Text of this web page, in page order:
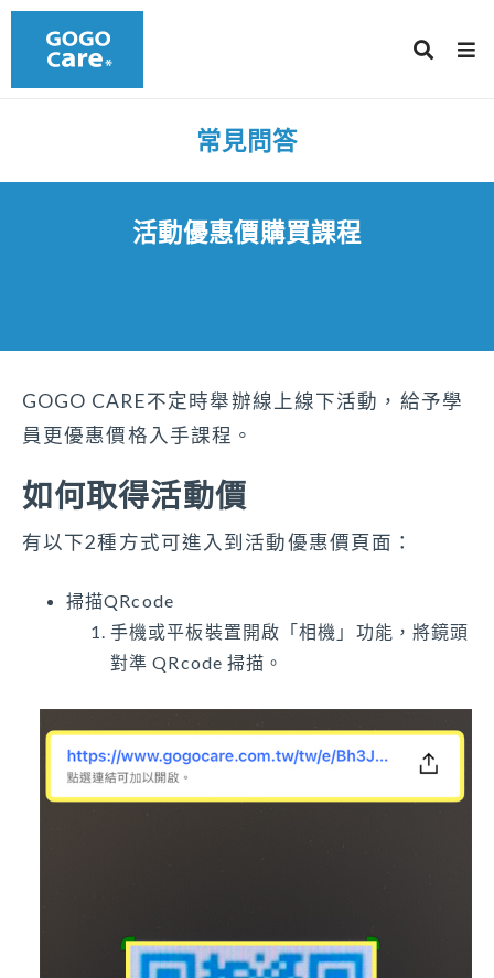
常見問答
活動優惠價購買課程
GOGO CARE不定時舉辦線上線下活動，給予學
員更優惠價格入手課程。
如何取得活動價
有以下2種方式可進入到活動優惠價頁面：
掃描QRcode
手機或平板裝置開啟「相機」功能，將鏡頭
對準 QRcode 掃描。